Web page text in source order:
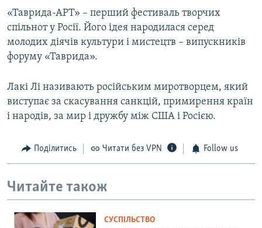
«Таврида-АРТ» – перший фестиваль творчих
спільнот у Росії. Його ідея народилася серед
молодих діячів культури і мистецтв – випускників
форуму «Таврида».
Лакі Лі називають російським миротворцем, який
виступає за скасування санкцій, примирення країн
і народів, за мир і дружбу між США і Росією.
Поділитись Читати без VPN Follow us
Читайте також
СУСПІЛЬСТВО